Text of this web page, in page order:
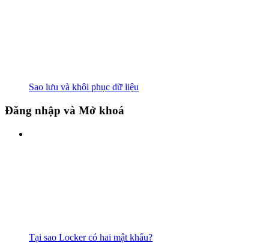
Sao lưu và khôi phục dữ liệu
Đăng nhập và Mở khoá
Tại sao Locker có hai mật khẩu?